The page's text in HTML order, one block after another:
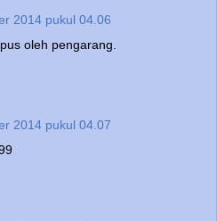
2014 pukul 04.06
oleh pengarang.
2014 pukul 04.07